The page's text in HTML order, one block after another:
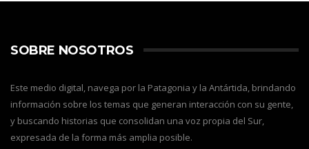
SOBRE NOSOTROS
Este medio digital, navega por la Patagonia y la Antártida, brindando
información sobre los temas que generan interacción con su gente,
y buscando historias que consolidan una voz propia del Sur,
expresada de la forma más amplia posible.